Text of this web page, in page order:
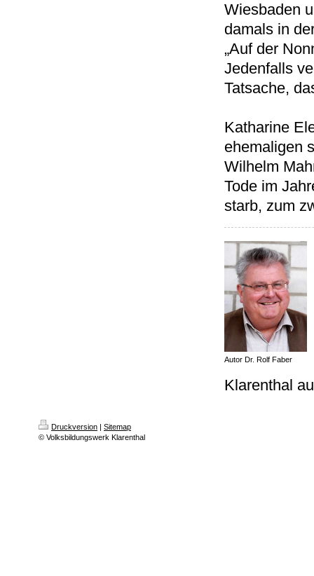
Wiesbaden
damals in
„Auf der
Jedenfalls
Tatsache,
Katharine
ehemaligen
Wilhelm
Tode im
starb, zum
Autor Dr. Rolf Faber
Klarenthal
Druckversion | Sitemap
© Volksbildungswerk Klarenthal